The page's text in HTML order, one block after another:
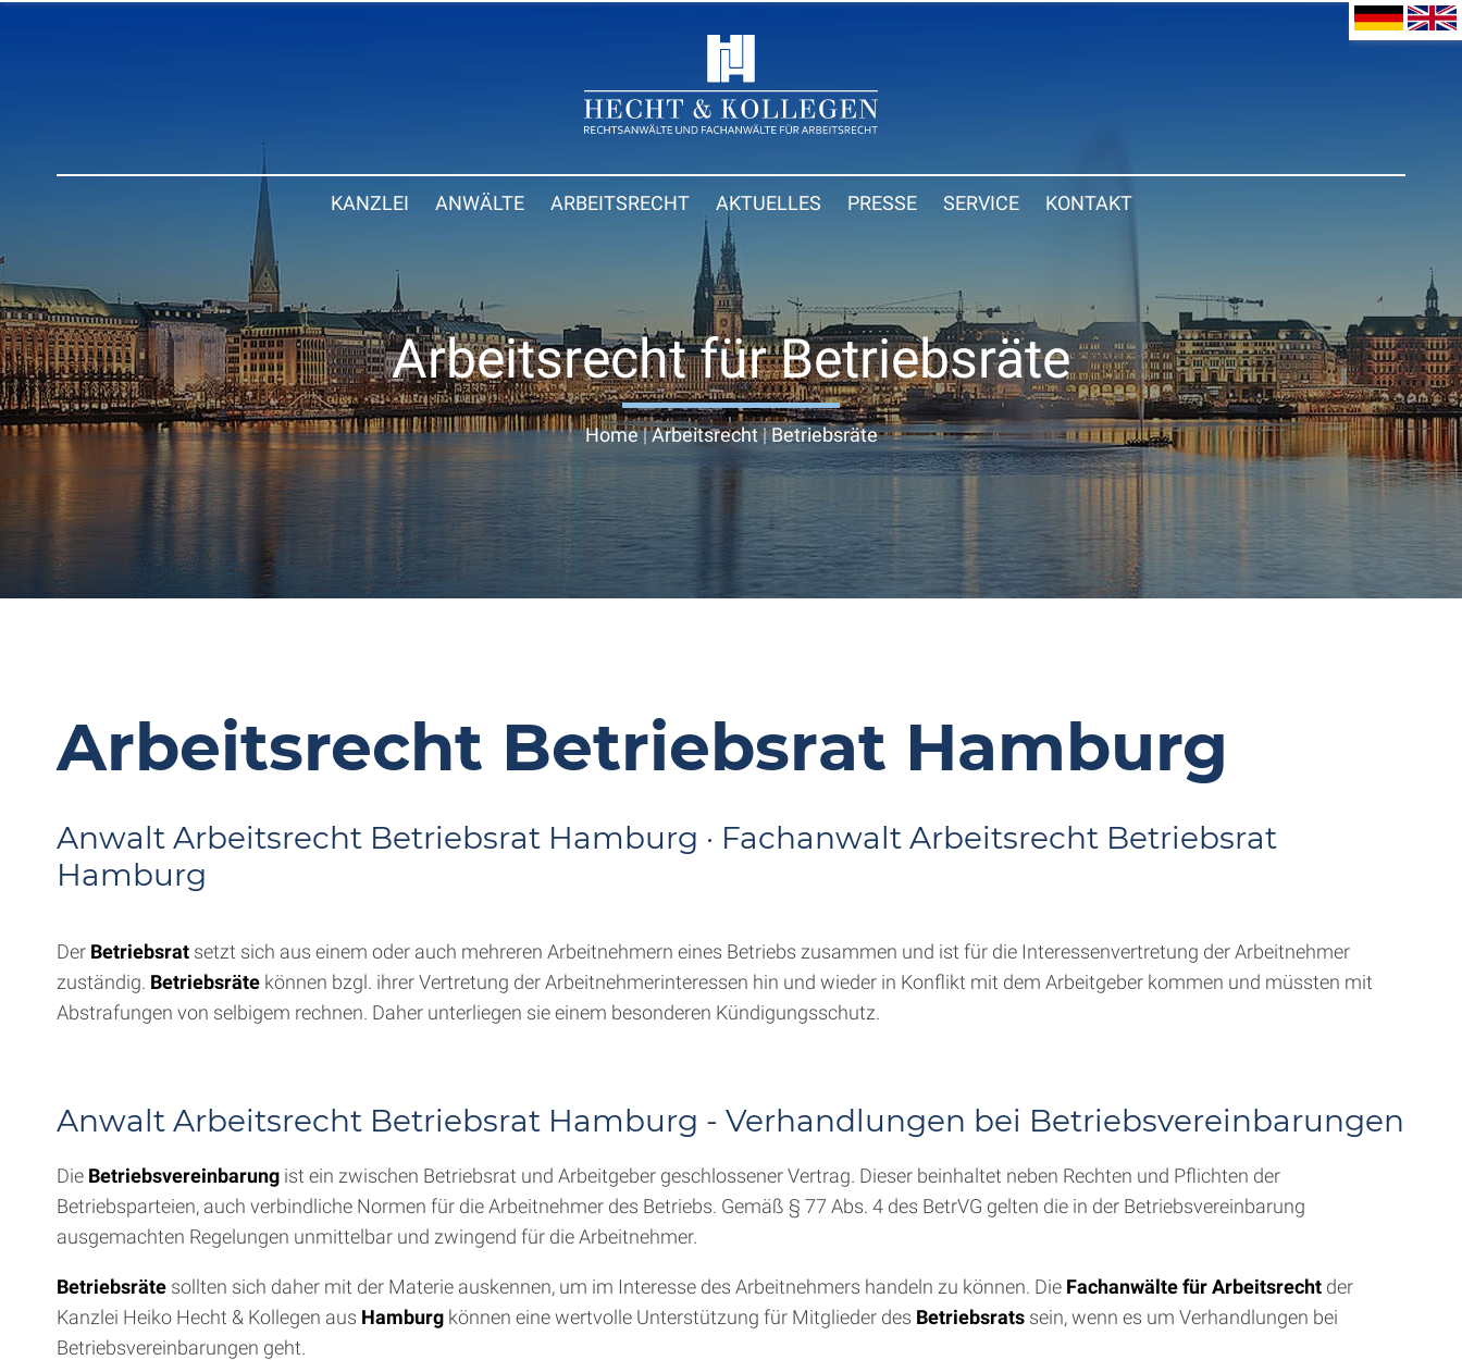
KANZLEI ANWÄLTE ARBEITSRECHT AKTUELLES PRESSE SERVICE KONTAKT
Arbeitsrecht für Betriebsräte
Home|Arbeitsrecht|Betriebsräte
Arbeitsrecht Betriebsrat Hamburg
Anwalt Arbeitsrecht Betriebsrat Hamburg · Fachanwalt Arbeitsrecht Betriebsrat
Hamburg
Der Betriebsrat setzt sich aus einem oder auch mehreren Arbeitnehmern eines Betriebs zusammen und ist für die Interessenvertretung der Arbeitnehmer
zuständig. Betriebsräte können bzgl. ihrer Vertretung der Arbeitnehmerinteressen hin und wieder in Konflikt mit dem Arbeitgeber kommen und müssten mit
Abstrafungen von selbigem rechnen. Daher unterliegen sie einem besonderen Kündigungsschutz.
Anwalt Arbeitsrecht Betriebsrat Hamburg - Verhandlungen bei Betriebsvereinbarungen
Die Betriebsvereinbarung ist ein zwischen Betriebsrat und Arbeitgeber geschlossener Vertrag. Dieser beinhaltet neben Rechten und Pflichten der
Betriebsparteien, auch verbindliche Normen für die Arbeitnehmer des Betriebs. Gemäß § 77 Abs. 4 des BetrVG gelten die in der Betriebsvereinbarung
ausgemachten Regelungen unmittelbar und zwingend für die Arbeitnehmer.
Betriebsräte sollten sich daher mit der Materie auskennen, um im Interesse des Arbeitnehmers handeln zu können. Die Fachanwälte für Arbeitsrecht der
Kanzlei Heiko Hecht & Kollegen aus Hamburg können eine wertvolle Unterstützung für Mitglieder des Betriebsrats sein, wenn es um Verhandlungen bei
Betriebsvereinbarungen geht.